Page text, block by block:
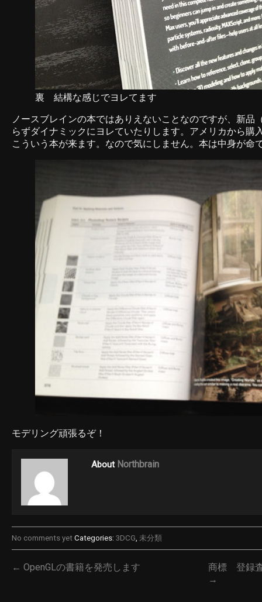
裏 結構な感じでヨレてます
ノースブレインの本ではありえないことなのですが、新品
らずダイナミックにヨレていたりします。アメリカから購
こういう本が来ます。なので気にしません。本は中身が命
モデリング頑張るぞ！
About Northbrain
No comments yet Categories: 3DCG, 未分類
← OpenGLの書籍を発売します
商標 登録
→